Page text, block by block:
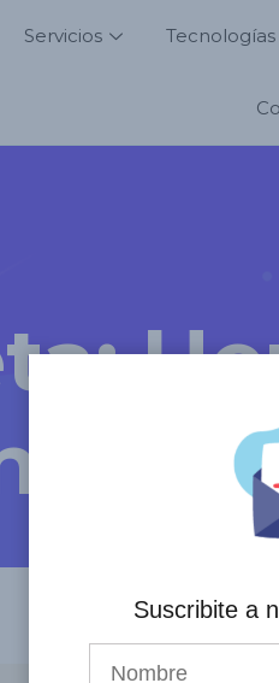
Servicios Tecnologías
Suscribite a